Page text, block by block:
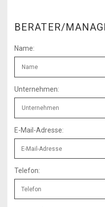
BERATER/
Name:
Unternehmen:
E-Mail-Adresse:
Telefon: